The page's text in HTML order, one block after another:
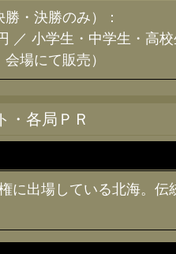
・決勝のみ）：
／ 小学生・中学生・高
会場にて販売）
・各局ＰＲ
に出場している北海。伝